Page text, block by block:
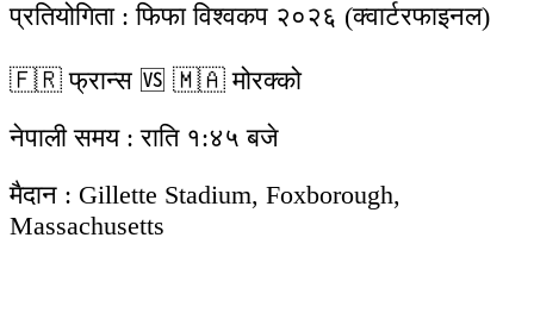
प्रतियोगिता : फिफा विश्वकप २०२६ (क्वार्टरफाइनल)
🇫🇷 फ्रान्स 🆚 🇲🇦 मोरक्को
नेपाली समय : राति १:४५ बजे
मैदान : Gillette Stadium, Foxborough,
Massachusetts